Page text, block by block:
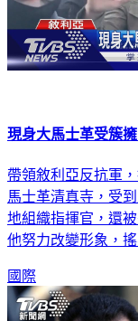
現身大馬士革受簇
帶領敘利亞反抗軍
馬士革清真寺，受
地組織指揮官，還
他努力改變形象，
國際